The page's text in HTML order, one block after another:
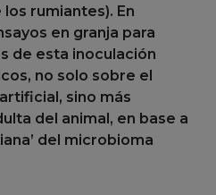
rumiantes). En
en granja para
de esta inoculación
no solo sobre el
sino más
del animal, en base a
del microbioma